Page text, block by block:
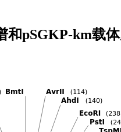
pSGKP-km载